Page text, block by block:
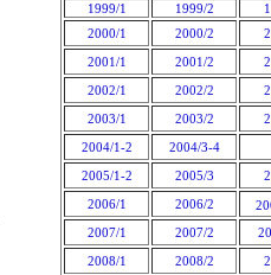
1999/1
1999/2
2000/1
2000/2
2001/1
2001/2
2002/1
2002/2
2003/1
2003/2
2004/1-2
2004/3-4
2005/1-2
2005/3
2006/1
2006/2
2007/1
2007/2
2008/1
2008/2